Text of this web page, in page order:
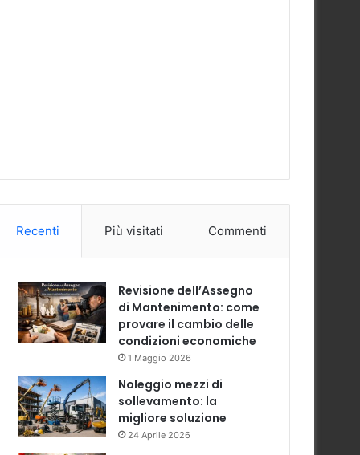
Recenti Più visitati Commenti
Revisione dell’Assegno
di Mantenimento: come
provare il cambio delle
condizioni economiche
1 Maggio 2026
Noleggio mezzi di
sollevamento: la
migliore soluzione
24 Aprile 2026